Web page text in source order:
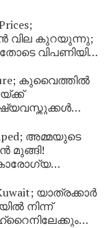
വില കുറയുന്നു;
വിപണിയിൽ
കുവൈത്തിൽ
അമ്മയുടെ
മുങ്ങി!
തിരച്ചിൽയാത്രക്കാർ
നിന്ന്